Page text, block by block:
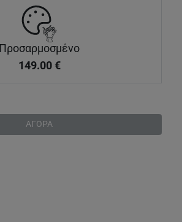
Προσαρμοσμένο
149.00 €
ΑΓΟΡΑ